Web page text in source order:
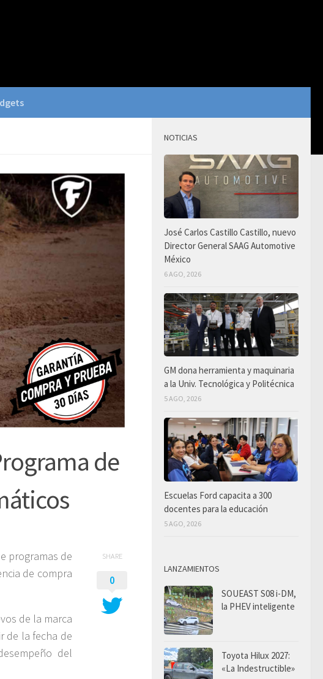
de
programas de
de compra
de la marca
de la fecha de
del
SHARE
0
NOTICIAS
José Carlos Castillo Castillo, nuevo
Director General SAAG Automotive
México
6 AGO, 2026
GM dona herramienta y maquinaria
a la Univ. Tecnológica y Politécnica
5 AGO, 2026
Escuelas Ford capacita a 300
docentes para la educación
5 AGO, 2026
LANZAMIENTOS
SOUEAST S08 i-DM,
la PHEV inteligente
Toyota Hilux 2027:
«La Indestructible»